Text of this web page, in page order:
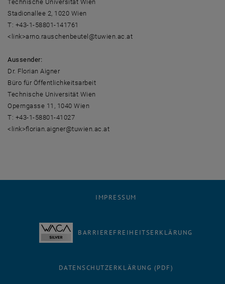
Technische Universität Wien
Stadionallee 2, 1020 Wien
T: +43-1-58801-141761
<link>arno.rauschenbeutel@tuwien.ac.at
Aussender:
Dr. Florian Aigner
Büro für Öffentlichkeitsarbeit
Technische Universität Wien
Operngasse 11, 1040 Wien
T: +43-1-58801-41027
<link>florian.aigner@tuwien.ac.at
IMPRESSUM
BARRIEREFREIHEITSERKLÄRUNG
DATENSCHUTZERKLÄRUNG (PDF)